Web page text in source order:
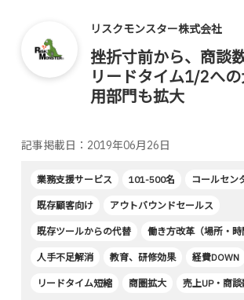
リスクモンスター株式会社
挫折寸前から、商談
リードタイム1/2へ
用部門も拡大
記事掲載日：2019年06月26日
業務支援サービス 101-500名 コールセン
既存顧客向け アウトバウンドセールス
既存ツールからの代替 働き方改革（場所・時
人手不足解消 教育、研修効果 経費DOWN
リードタイム短縮 商圏拡大 売上UP・商談